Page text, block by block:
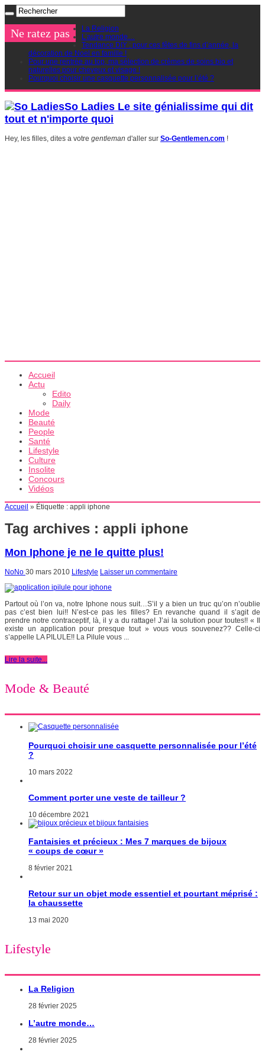
Ne ratez pas
La Religion
L’autre monde…
Tendance DIY : pour ces fêtes de fins d’année, la
décoration de Noel en famille !
Pour une rentrée au top, ma sélection de crèmes de soins bio et
naturelles pour cheveux et visage !
Pourquoi choisir une casquette personnalisée pour l’été ?
So Ladies Le site génialissime qui dit
tout et n'importe quoi
Hey, les filles, dites a votre gentleman d'aller sur So-Gentlemen.com !
Accueil
Actu
Edito
Daily
Mode
Beauté
People
Santé
Lifestyle
Culture
Insolite
Concours
Vidéos
Accueil » Étiquette : appli iphone
Tag archives : appli iphone
Mon Iphone je ne le quitte plus!
NoNo 30 mars 2010 Lifestyle Laisser un commentaire
Partout où l’on va, notre Iphone nous suit…S’il y a bien un truc qu’on n’oublie
pas c’est bien lui!! N’est-ce pas les filles? En revanche quand il s’agit de
prendre notre contraceptif, là, il y a du rattage! J’ai la solution pour toutes!! « Il
existe un application pour presque tout » vous vous souvenez?? Celle-ci
s’appelle LA PILULE!! La Pilule vous ...
Lire la suite...
Mode & Beauté
Pourquoi choisir une casquette personnalisée pour l’été
?
10 mars 2022
Comment porter une veste de tailleur ?
10 décembre 2021
Fantaisies et précieux : Mes 7 marques de bijoux
« coups de cœur »
8 février 2021
Retour sur un objet mode essentiel et pourtant méprisé :
la chaussette
13 mai 2020
Lifestyle
La Religion
28 février 2025
L’autre monde…
28 février 2025